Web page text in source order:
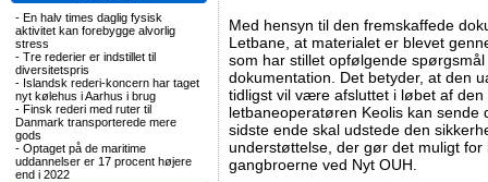
- En halv times daglig fysisk
aktivitet kan forebygge alvorlig
stress
- Tre rederier er indstillet til
diversitetspris
- Islandsk rederi-koncern har taget
nyt kølehus i Aarhus i brug
- Finsk rederi med ruter til
Danmark transporterede mere
gods
- Optaget på de maritime
uddannelser er 17 procent højere
end i 2022
Med hensyn til den fremskaffede
Letbane, at materialet er blevet
som har stillet opfølgende
dokumentation. Det betyder, at den
tidligst vil være afsluttet i løbet af
letbaneoperatøren Keolis kan sende
sidste ende skal udstede den
understøttelse, der gør det muligt
gangbroerne ved Nyt OUH.